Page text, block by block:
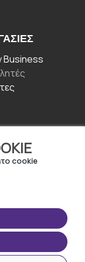
cookie
Business
ΤΗΝ